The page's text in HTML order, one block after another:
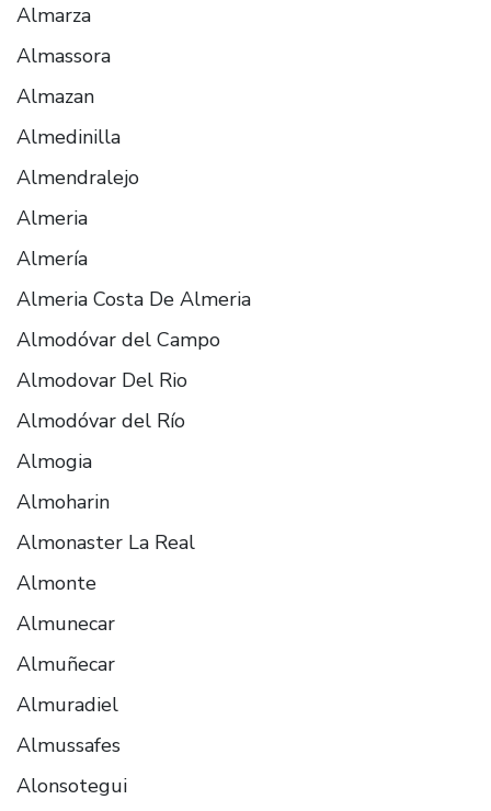
Almarza
Almassora
Almazan
Almedinilla
Almendralejo
Almeria
Almería
Almeria Costa De Almeria
Almodóvar del Campo
Almodovar Del Rio
Almodóvar del Río
Almogia
Almoharin
Almonaster La Real
Almonte
Almunecar
Almuñecar
Almuradiel
Almussafes
Alonsotegui